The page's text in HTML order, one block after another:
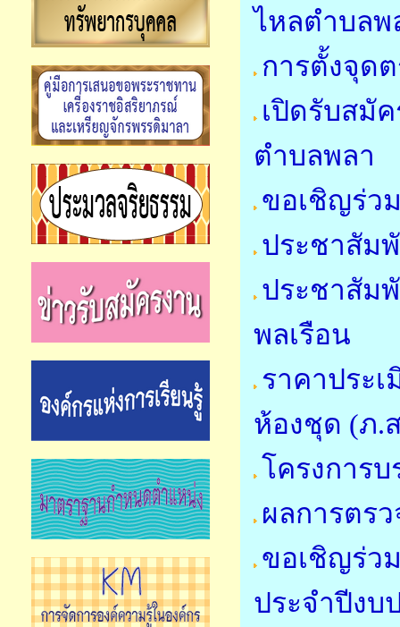
ไหลตำบล
การตั้งจุด
เปิดรับสมั
ตำบลพลา
ขอเชิญร่ว
ประชาสัม
ประชาสัม
พลเรือน
ราคาประ
ห้องชุด (ภ.
โครงการ
ผลการตร
ขอเชิญร่ว
ประจำปีง